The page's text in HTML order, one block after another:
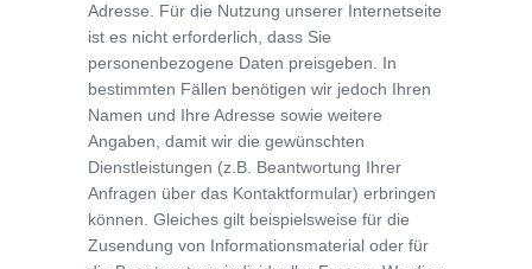
Adresse. Für die Nutzung unserer Internetseite
ist es nicht erforderlich, dass Sie
personenbezogene Daten preisgeben. In
bestimmten Fällen benötigen wir jedoch Ihren
Namen und Ihre Adresse sowie weitere
Angaben, damit wir die gewünschten
Dienstleistungen (z.B. Beantwortung Ihrer
Anfragen über das Kontaktformular) erbringen
können. Gleiches gilt beispielsweise für die
Zusendung von Informationsmaterial oder für